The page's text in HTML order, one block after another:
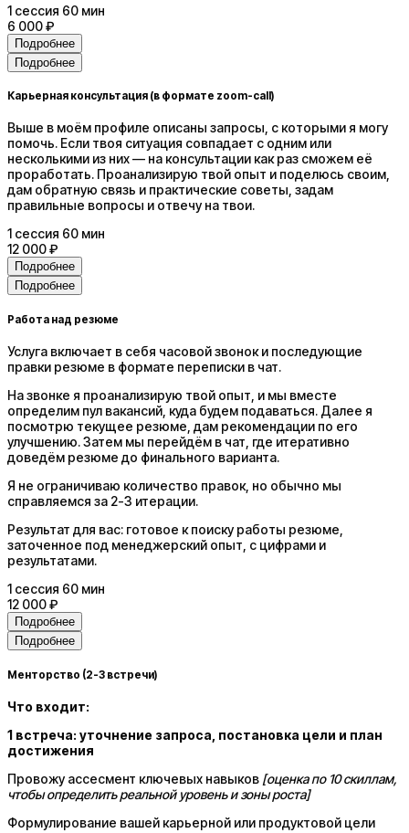
1 сессия 60 мин
6 000 ₽
Подробнее
Подробнее
Карьерная консультация (в формате zoom-call)
Выше в моём профиле описаны запросы, с которыми я могу
помочь. Если твоя ситуация совпадает с одним или
несколькими из них — на консультации как раз сможем её
проработать. Проанализирую твой опыт и поделюсь своим,
дам обратную связь и практические советы, задам
правильные вопросы и отвечу на твои.
1 сессия 60 мин
12 000 ₽
Подробнее
Подробнее
Работа над резюме
Услуга включает в себя часовой звонок и последующие
правки резюме в формате переписки в чат.
На звонке я проанализирую твой опыт, и мы вместе
определим пул вакансий, куда будем подаваться. Далее я
посмотрю текущее резюме, дам рекомендации по его
улучшению. Затем мы перейдём в чат, где итеративно
доведём резюме до финального варианта.
Я не ограничиваю количество правок, но обычно мы
справляемся за 2-3 итерации.
Результат для вас: готовое к поиску работы резюме,
заточенное под менеджерский опыт, с цифрами и
результатами.
1 сессия 60 мин
12 000 ₽
Подробнее
Подробнее
Менторство (2-3 встречи)
Что входит:
1 встреча: уточнение запроса, постановка цели и план
достижения
Провожу ассесмент ключевых навыков [оценка по 10 скиллам,
чтобы определить реальной уровень и зоны роста]
Формулирование вашей карьерной или продуктовой цели